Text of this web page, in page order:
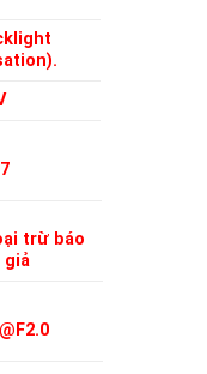
trừ báo
giả